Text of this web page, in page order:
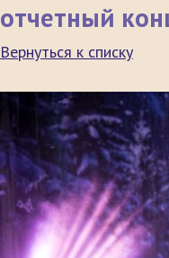
отчетный
Вернуться к списку